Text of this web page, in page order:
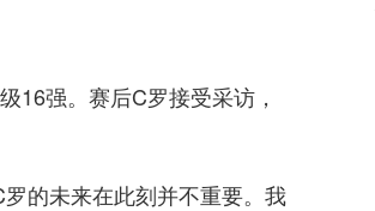
16强。赛后C罗接受采访，
的未来在此刻并不重要。我